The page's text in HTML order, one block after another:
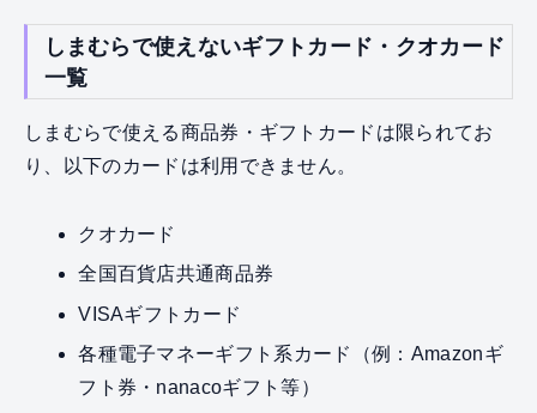
しまむらで使えないギフトカード・クオカード
一覧
しまむらで使える商品券・ギフトカードは限られてお
り、以下のカードは利用できません。
クオカード
全国百貨店共通商品券
VISAギフトカード
各種電子マネーギフト系カード（例：Amazonギ
フト券・nanacoギフト等）